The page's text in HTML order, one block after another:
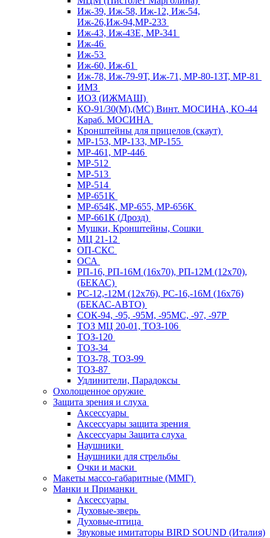
Иж-39, Иж-58, Иж-12, Иж-54,
Иж-26,Иж-94,МР-233
Иж-43, Иж-43Е, МР-341
Иж-46
Иж-53
Иж-60, Иж-61
Иж-78, Иж-79-9Т, Иж-71, МР-80-13Т, МР-81
ИМЗ
ИОЗ (ИЖМАШ)
КО-91/30(М),(МС) Винт. МОСИНА, КО-44
Караб. МОСИНА
Кронштейны для прицелов (скаут)
МР-153, МР-133, МР-155
МР-461, МР-446
МР-512
МР-513
МР-514
МР-651К
МР-654К, МР-655, МР-656К
МР-661К (Дрозд)
Мушки, Кронштейны, Сошки
МЦ 21-12
ОП-СКС
ОСА
РП-16, РП-16М (16х70), РП-12М (12х70),
(БЕКАС)
РС-12,-12М (12х76), РС-16,-16М (16х76)
(БЕКАС-АВТО)
СОК-94, -95, -95М, -95МС, -97, -97Р
ТОЗ МЦ 20-01, ТОЗ-106
ТОЗ-120
ТОЗ-34
ТОЗ-78, ТОЗ-99
ТОЗ-87
Удлинители, Парадоксы
Охолощенное оружие
Защита зрения и слуха
Аксессуары
Аксессуары защита зрения
Аксессуары Защита слуха
Наушники
Наушники для стрельбы
Очки и маски
Макеты массо-габаритные (ММГ)
Манки и Приманки
Аксессуары
Духовые-зверь
Духовые-птица
Звуковые имитаторы BIRD SOUND (Италия)